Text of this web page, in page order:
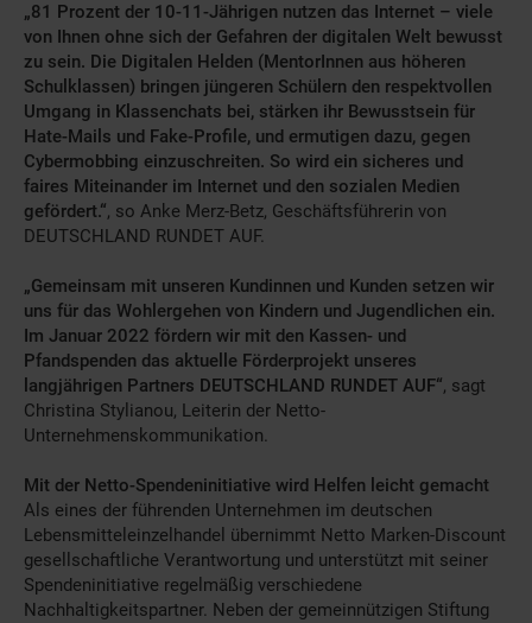
„81 Prozent der 10-11-Jährigen nutzen das Internet – viele
von Ihnen ohne sich der Gefahren der digitalen Welt bewusst
zu sein. Die Digitalen Helden (MentorInnen aus höheren
Schulklassen) bringen jüngeren Schülern den respektvollen
Umgang in Klassenchats bei, stärken ihr Bewusstsein für
Hate-Mails und Fake-Profile, und ermutigen dazu, gegen
Cybermobbing einzuschreiten. So wird ein sicheres und
faires Miteinander im Internet und den sozialen Medien
gefördert.“, so Anke Merz-Betz, Geschäftsführerin von
DEUTSCHLAND RUNDET AUF.
„Gemeinsam mit unseren Kundinnen und Kunden setzen wir
uns für das Wohlergehen von Kindern und Jugendlichen ein.
Im Januar 2022 fördern wir mit den Kassen- und
Pfandspenden das aktuelle Förderprojekt unseres
langjährigen Partners DEUTSCHLAND RUNDET AUF“, sagt
Christina Stylianou, Leiterin der Netto-
Unternehmenskommunikation.
Mit der Netto-Spendeninitiative wird Helfen leicht gemacht
Als eines der führenden Unternehmen im deutschen
Lebensmitteleinzelhandel übernimmt Netto Marken-Discount
gesellschaftliche Verantwortung und unterstützt mit seiner
Spendeninitiative regelmäßig verschiedene
Nachhaltigkeitspartner. Neben der gemeinnützigen Stiftung